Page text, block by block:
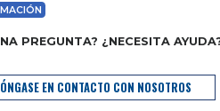
PREGUNTA? ¿NECESITA
EN CONTACTO CON NOSOTROS